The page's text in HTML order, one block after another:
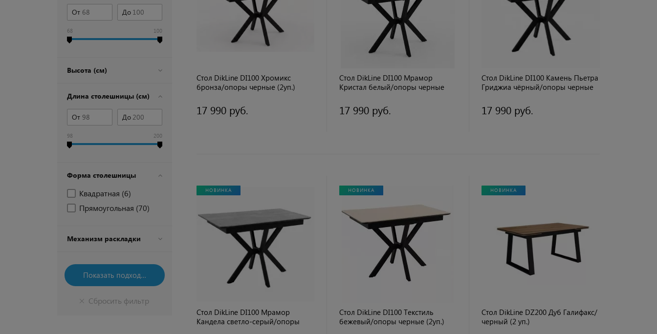
От До
68 100
Высота (см)
Длина столешницы (см)
От До
98 200
Форма столешницы
Квадратная (6)
Прямоугольная (70)
Механизм раскладки
Стол DikLine DI100 Хромикс
бронза/опоры черные (2уп.)
17 990 руб.
Стол DikLine DI100 Мрамор
Кристал белый/опоры черные
17 990 руб.
Стол DikLine DI100 Камень Пьетра
Гриджиа чёрный/опоры черные
17 990 руб.
НОВИНКА
Стол DikLine DI100 Мрамор
Кандела cветло-серый/опоры
НОВИНКА
Стол DikLine DI100 Текстиль
бежевый/опоры черные (2уп.)
НОВИНКА
Стол DikLine DZ200 Дуб Галифакс/
черный (2 уп.)